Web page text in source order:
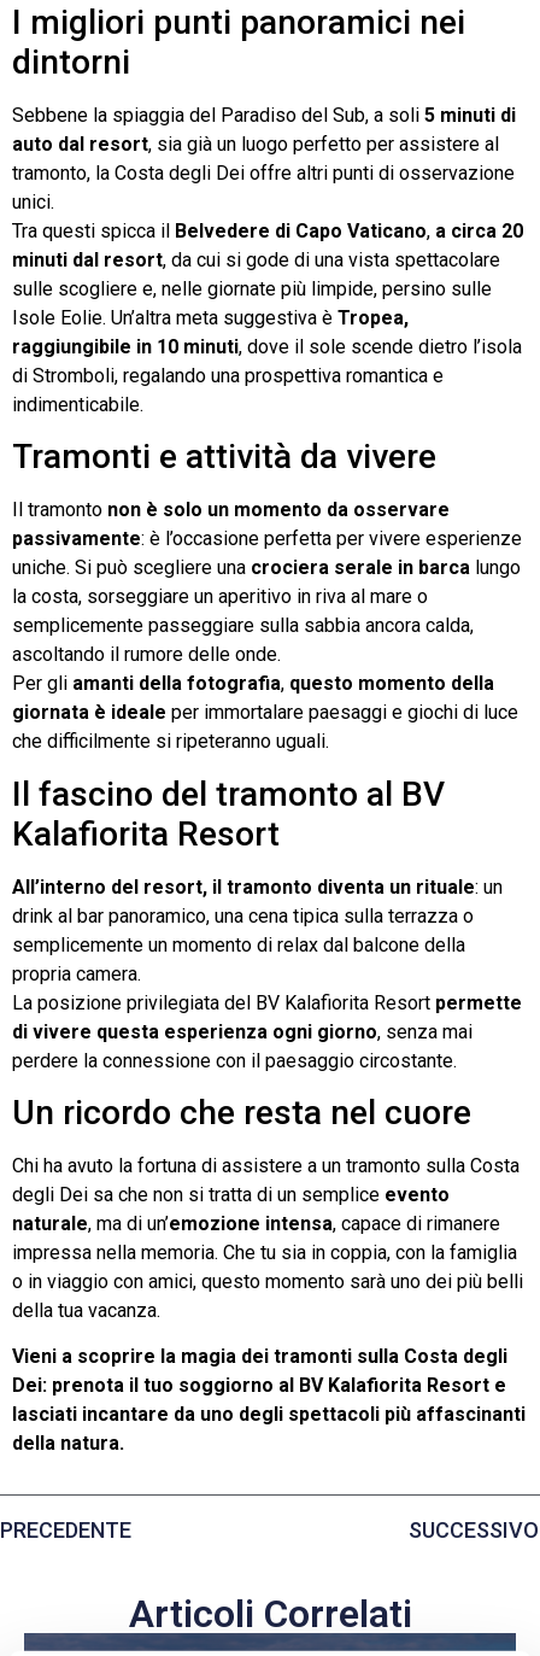
I migliori punti panoramici nei
dintorni
Sebbene la spiaggia del Paradiso del Sub, a soli 5 minuti di
auto dal resort, sia già un luogo perfetto per assistere al
tramonto, la Costa degli Dei offre altri punti di osservazione
unici.
Tra questi spicca il Belvedere di Capo Vaticano, a circa 20
minuti dal resort, da cui si gode di una vista spettacolare
sulle scogliere e, nelle giornate più limpide, persino sulle
Isole Eolie. Un’altra meta suggestiva è Tropea,
raggiungibile in 10 minuti, dove il sole scende dietro l’isola
di Stromboli, regalando una prospettiva romantica e
indimenticabile.
Tramonti e attività da vivere
Il tramonto non è solo un momento da osservare
passivamente: è l’occasione perfetta per vivere esperienze
uniche. Si può scegliere una crociera serale in barca lungo
la costa, sorseggiare un aperitivo in riva al mare o
semplicemente passeggiare sulla sabbia ancora calda,
ascoltando il rumore delle onde.
Per gli amanti della fotografia, questo momento della
giornata è ideale per immortalare paesaggi e giochi di luce
che difficilmente si ripeteranno uguali.
Il fascino del tramonto al BV
Kalafiorita Resort
All’interno del resort, il tramonto diventa un rituale: un
drink al bar panoramico, una cena tipica sulla terrazza o
semplicemente un momento di relax dal balcone della
propria camera.
La posizione privilegiata del BV Kalafiorita Resort permette
di vivere questa esperienza ogni giorno, senza mai
perdere la connessione con il paesaggio circostante.
Un ricordo che resta nel cuore
Chi ha avuto la fortuna di assistere a un tramonto sulla Costa
degli Dei sa che non si tratta di un semplice evento
naturale, ma di un’emozione intensa, capace di rimanere
impressa nella memoria. Che tu sia in coppia, con la famiglia
o in viaggio con amici, questo momento sarà uno dei più belli
della tua vacanza.
Vieni a scoprire la magia dei tramonti sulla Costa degli
Dei: prenota il tuo soggiorno al BV Kalafiorita Resort e
lasciati incantare da uno degli spettacoli più affascinanti
della natura.
PRECEDENTE SUCCESSIVO
Articoli Correlati